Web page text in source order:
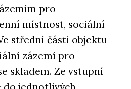
pro
místnost, sociální
střední části objektu
zázemí pro
skladem. Ze vstupní